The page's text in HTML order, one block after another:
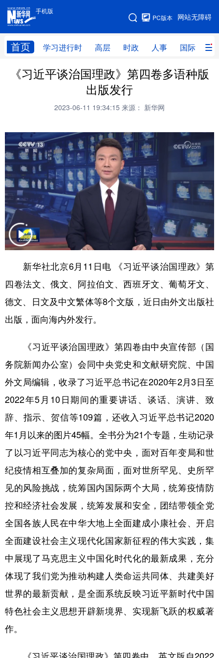
手机版
网站无障碍
PC版本
首页 学习进行时 高层 时政 人事 国际 财
手机版
网站地图
学习进行时 高层 时政 人事
财经 网评
科技 科创 量子 体育
文化 书画 健康 军事
访谈 视频 图片
法律 中央文件 汽车
数字经济
学术中国 银龄 溯源中国
彩票 娱乐 时尚 悦读
公益 一带一路 亚太网 上市公司
文化产业
北京 天津 河北 山西
辽宁 吉林 上海 江苏
浙江 安徽 福建 江西
山东 河南 湖北 湖南
陕西 甘肃 青海 宁夏
新疆 内蒙古 黑龙江
多语种频道
English Español Français عربى
《习近平谈治国理政》第四卷多语种版
出版发行
2023-06-11 19:34:15 来源： 新华网
新华社北京6月11日电 《习近平谈治国理政》第
四卷法文、俄文、阿拉伯文、西班牙文、葡萄牙文、
德文、日文及中文繁体等8个文版，近日由外文出版社
出版，面向海内外发行。
《习近平谈治国理政》第四卷由中央宣传部（国
务院新闻办公室）会同中央党史和文献研究院、中国
外文局编辑，收录了习近平总书记在2020年2月3日至
2022年5月10日期间的重要讲话、谈话、演讲、致
辞、指示、贺信等109篇，还收入习近平总书记2020
年1月以来的图片45幅。全书分为21个专题，生动记录
了以习近平同志为核心的党中央，面对百年变局和世
纪疫情相互叠加的复杂局面，面对世所罕见、史所罕
见的风险挑战，统筹国内国际两个大局，统筹疫情防
控和经济社会发展，统筹发展和安全，团结带领全党
全国各族人民在中华大地上全面建成小康社会、开启
全面建设社会主义现代化国家新征程的伟大实践，集
中展现了马克思主义中国化时代化的最新成果，充分
体现了我们党为推动构建人类命运共同体、共建美好
世界的最新贡献，是全面系统反映习近平新时代中国
特色社会主义思想开辟新境界、实现新飞跃的权威著
作。
《习近平谈治国理政》第四卷中、英文版自2022